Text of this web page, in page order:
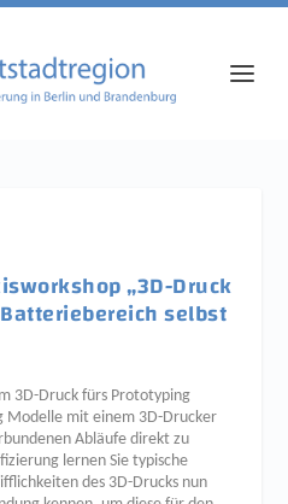
„3D-Druck
selbst
3D-Druck fürs Prototyping
Modelle mit einem 3D-Drucker
Abläufe direkt zu
lernen Sie typische
des 3D-Drucks nun